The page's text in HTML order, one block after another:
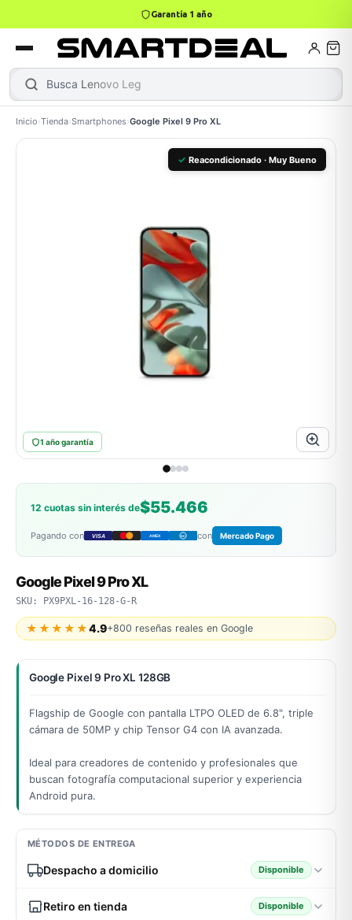
4,9 · +800 reseñas Google
Busca |
→
Inicio›Tienda›Smartphones›Google Pixel 9 Pro XL
✓ Reacondicionado · Muy Bueno
1 año garantía
12 cuotas sin interés de$55.466
Pagando con VISA AMEX DC con Mercado Pago
Google Pixel 9 Pro XL
SKU: PX9PXL-16-128-G-R
★★★★★4.9+800 reseñas reales en Google
Google Pixel 9 Pro XL 128GB
Flagship de Google con pantalla LTPO OLED de 6.8", triple
cámara de 50MP y chip Tensor G4 con IA avanzada.
Ideal para creadores de contenido y profesionales que
buscan fotografía computacional superior y experiencia
Android pura.
MÉTODOS DE ENTREGA
Despacho a domicilio Disponible
Retiro en tienda Disponible